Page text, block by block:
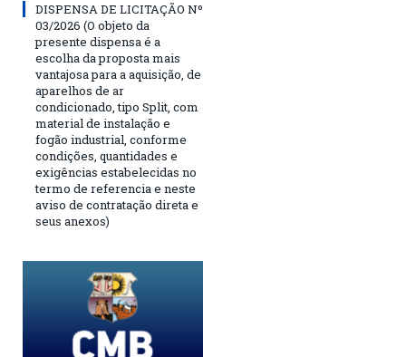
DISPENSA DE LICITAÇÃO Nº
03/2026 (O objeto da
presente dispensa é a
escolha da proposta mais
vantajosa para a aquisição, de
aparelhos de ar
condicionado, tipo Split, com
material de instalação e
fogão industrial, conforme
condições, quantidades e
exigências estabelecidas no
termo de referencia e neste
aviso de contratação direta e
seus anexos)